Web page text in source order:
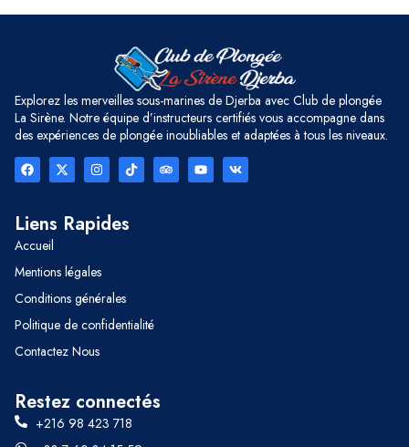
Explorez les merveilles sous-marines de Djerba avec Club de plongée
La Sirène. Notre équipe d’instructeurs certifiés vous accompagne dans
des expériences de plongée inoubliables et adaptées à tous les niveaux.
Liens Rapides
Accueil
Mentions légales
Conditions générales
Politique de confidentialité
Contactez Nous
Restez connectés
+216 98 423 718